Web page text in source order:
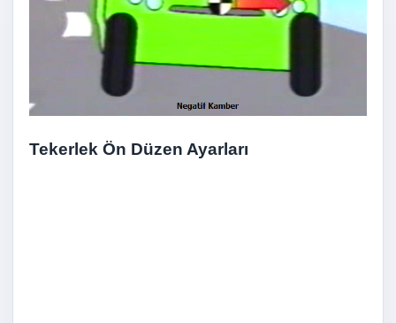
Tekerlek Ön Düzen Ayarları